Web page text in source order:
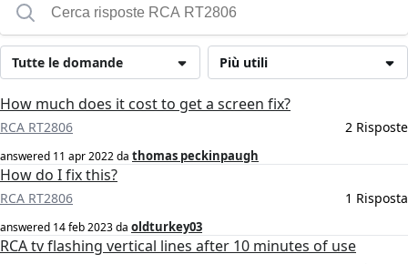
Più utili
Tutte le domande
How much does it cost to get a screen fix?
RCA RT2806 2 Risposte
answered 11 apr 2022da thomas peckinpaugh
How do I fix this?
RCA RT2806 1 Risposta
answered 14 feb 2023da oldturkey03
RCA tv flashing vertical lines after 10 minutes of use